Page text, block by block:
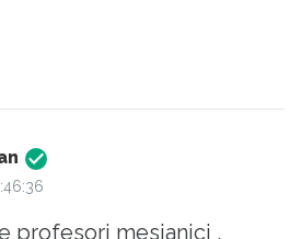
nostru ar dori o
de structurarea lor
de varsta ale copiilor
dupa aceste noi
profesori mesianici ,